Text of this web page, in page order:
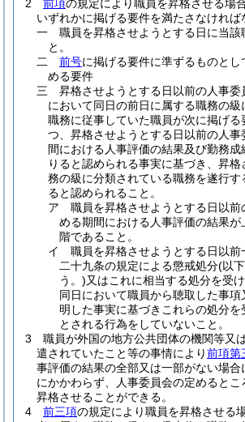
2 前項の規定により職員を昇格させる場合
いずれかに掲げる要件を満たさなければ
一
職員を昇格させようとする日に当該
と。
二
前号に掲げる要件に準ずるものとし
める要件
三
昇格させようとする日以前の人事委
において同日の前日に属する職務の級
職務に従事していた職員が次に掲げる
つ、昇格させようとする日以前の人事
間における人事評価の結果及び勤務成
りると認められる事実に基づき、昇
務の級に分類されている職務を遂行す
ると認められること。
ア
職員を昇格させようとする日以前
める期間における人事評価の結果が
階であること。
イ
職員を昇格させようとする日以前
二十九条の規定による懲戒処分(以
う。)又はこれに相当する処分を受
同日において職員から聴取した事項
明した事実に基づきこれらの処分を
とされる行為をしていないこと。
3
職員が外国の地方公共団体の機関等又
遣されていたこと等の事情により前項第
事評価の結果の全部又は一部がない場合
にかかわらず、人事委員会の定めるとこ
昇格させることができる。
4
前三項の規定により職員を昇格させる